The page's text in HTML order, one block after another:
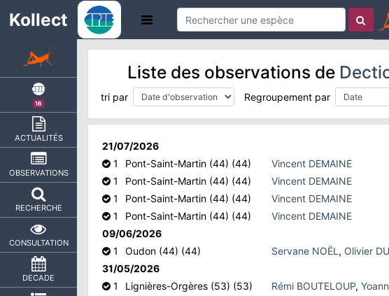
Kollect
16
ACTUALITÉS
OBSERVATIONS
RECHERCHE
CONSULTATION
DECADE
Liste des observations de
tri par Regroupement par
21/07/2026
1
Pont-Saint-Martin (44) (44)
Vincent DEMAINE
1
Pont-Saint-Martin (44) (44)
Vincent DEMAINE
1
Pont-Saint-Martin (44) (44)
Vincent DEMAINE
1
Pont-Saint-Martin (44) (44)
Vincent DEMAINE
09/06/2026
1
Oudon (44) (44) Servane NOËL , Olivier
31/05/2026
1
Lignières-Orgères (53) (53) Rémi BOUTELOUP,